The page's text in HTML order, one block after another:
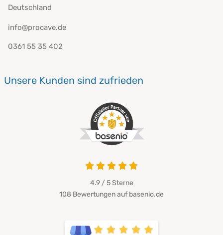
Deutschland
info@procave.de
0361 55 35 402
Unsere Kunden sind zufrieden
4.9 / 5Sterne
108 Bewertungen auf basenio.de